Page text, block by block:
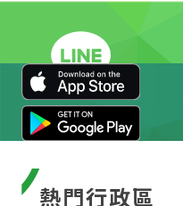
熱門行政區